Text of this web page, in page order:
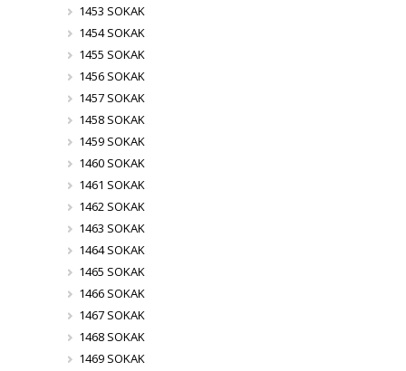
1453 SOKAK
1454 SOKAK
1455 SOKAK
1456 SOKAK
1457 SOKAK
1458 SOKAK
1459 SOKAK
1460 SOKAK
1461 SOKAK
1462 SOKAK
1463 SOKAK
1464 SOKAK
1465 SOKAK
1466 SOKAK
1467 SOKAK
1468 SOKAK
1469 SOKAK